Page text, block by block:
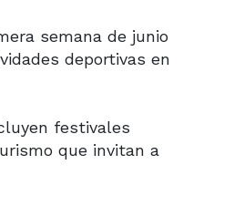
semana de junio
deportivas en
festivales
que invitan a